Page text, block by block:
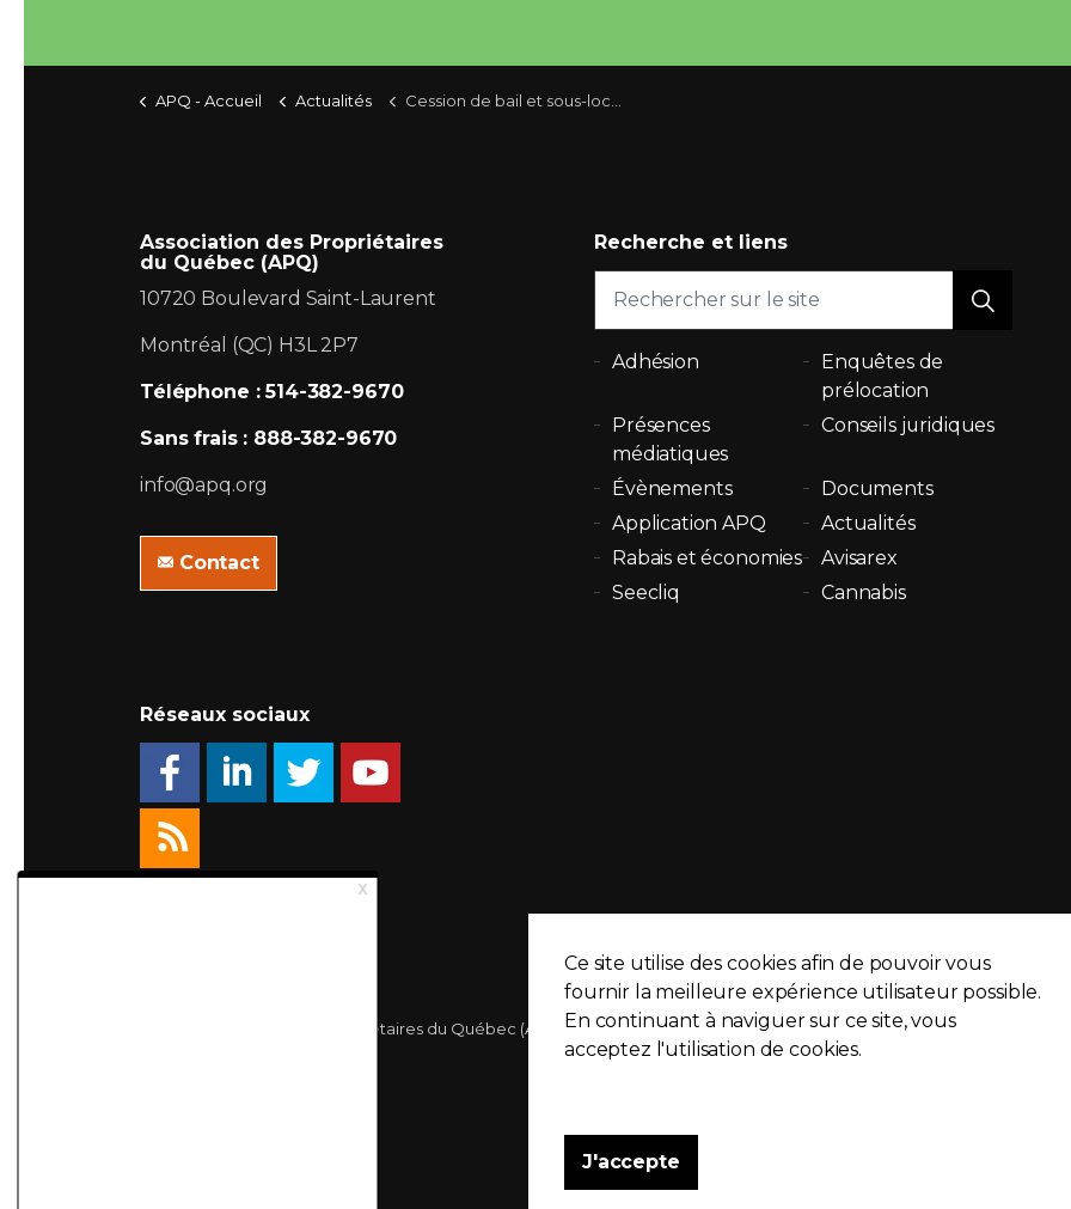
APQ - Accueil Actualités Cession de bail et sous-location : des modifications nécessaires adoptés dans le projet de loi 31
Association des Propriétaires
du Québec (APQ)
10720 Boulevard Saint-Laurent
Montréal (QC) H3L 2P7
Téléphone : 514-382-9670
Sans frais : 888-382-9670
info@apq.org
Contact
Recherche et liens
Adhésion
Enquêtes de
prélocation
Présences
médiatiques
Conseils juridiques
Évènements
Documents
Application APQ
Actualités
Rabais et économies
Avisarex
Seecliq
Cannabis
Réseaux sociaux
© 2026 Association des Propriétaires du Québec (APQ) Politique de confidentialité Plan du site
Ce site utilise des cookies afin de pouvoir vous
fournir la meilleure expérience utilisateur possible.
En continuant à naviguer sur ce site, vous
acceptez l'utilisation de cookies.
J'accepte